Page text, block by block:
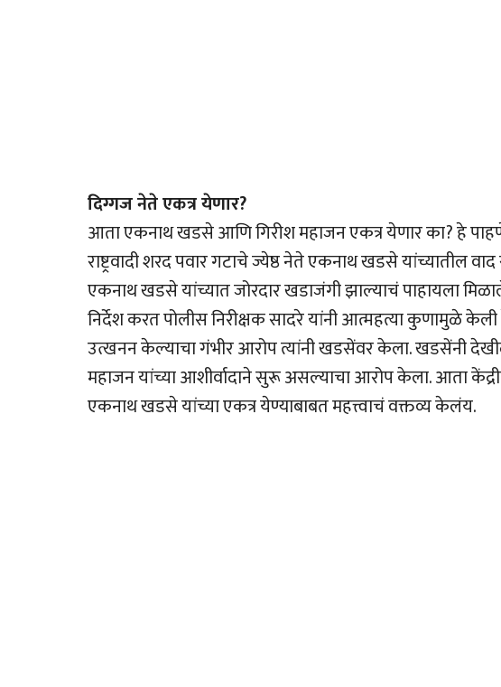
दिग्गज नेते एकत्र येणार?
आता एकनाथ खडसे आणि गिरीश महाजन एकत्र येणार का? हे
राष्ट्रवादी शरद पवार गटाचे ज्येष्ठ नेते एकनाथ खडसे यांच्यातील
एकनाथ खडसे यांच्यात जोरदार खडाजंगी झाल्याचं पाहायला
निर्देश करत पोलीस निरीक्षक सादरे यांनी आत्महत्या कुणामुळे
उत्खनन केल्याचा गंभीर आरोप त्यांनी खडसेंवर केला. खडसेंनी
महाजन यांच्या आशीर्वादाने सुरू असल्याचा आरोप केला. आता
एकनाथ खडसे यांच्या एकत्र येण्याबाबत महत्त्वाचं वक्तव्य केलंय.